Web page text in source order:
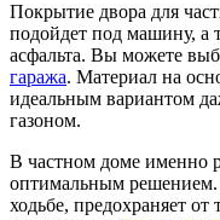
Покрытие двора для
подойдет под машину, а
асфальта. Вы можете
гаража. Материал на
идеальным вариантом
газоном.
В частном доме именно
оптимальным
ходьбе, предохраняет от